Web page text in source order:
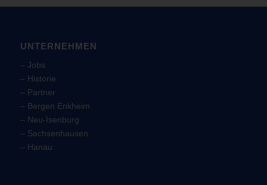
UNTERNEHMEN
– Jobs
– Historie
– Partner
– Bergen Enkheim
– Neu-Isenburg
– Sachsenhausen
– Hanau